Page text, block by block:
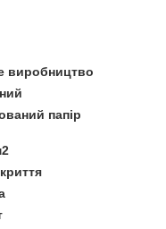
виробництво
папір